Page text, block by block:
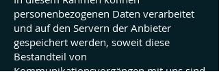
personenbezogenen Daten verarbeitet
und auf den Servern der Anbieter
gespeichert werden, soweit diese
Bestandteil von
Kommunikationsvorgängen mit uns sind